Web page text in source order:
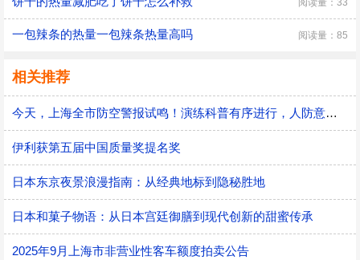
阅读量：33
一包辣条的热量一包辣条热量高吗 阅读量：85
相关推荐
今天，上海全市防空警报试鸣！演练科普有序进行，人防意识“声入人心”
伊利获第五届中国质量奖提名奖
日本东京夜景浪漫指南：从经典地标到隐秘胜地
日本和菓子物语：从日本宫廷御膳到现代创新的甜蜜传承
2025年9月上海市非营业性客车额度拍卖公告